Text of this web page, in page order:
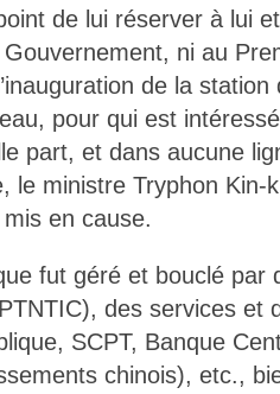
de lui réserver à lui
ni au
de la station
pour qui est
part, et dans aucune
le ministre Tryphon
en cause.
fut géré et bouclé par
des services et
SCPT, Banque
chinois), etc.,